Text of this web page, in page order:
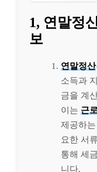
1, 연말정
보
연말정산
소득과
금을 계
이는 근
제공하는
요한 서
통해 세
니다.